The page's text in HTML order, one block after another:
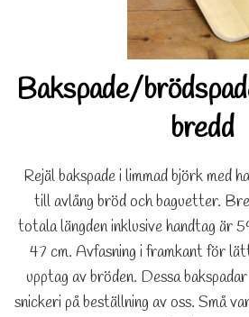
Bakspade/
bredd
Rejäl bakspade i limmad björk med
till avlång bröd och baguetter.
totala längden inklusive handtag är
47 cm. Avfasning i framkant för
upptag av bröden. Dessa
snickeri på beställning av oss. Små